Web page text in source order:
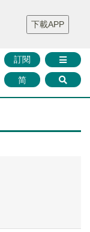
財華證券 媒體矩陣
智庫沙龍
聯絡我們
訂閱
简
下載APP